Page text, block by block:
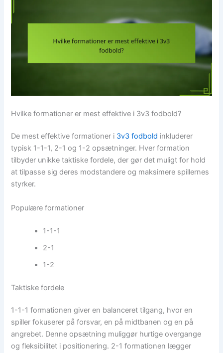
Hvilke formationer er mest effektive i 3v3 fodbold?
De mest effektive formationer i 3v3 fodbold inkluderer
typisk 1-1-1, 2-1 og 1-2 opsætninger. Hver formation
tilbyder unikke taktiske fordele, der gør det muligt for hold
at tilpasse sig deres modstandere og maksimere spillernes
styrker.
Populære formationer
1-1-1
2-1
1-2
Taktiske fordele
1-1-1 formationen giver en balanceret tilgang, hvor en
spiller fokuserer på forsvar, en på midtbanen og en på
angrebet. Denne opsætning muliggør hurtige overgange
og fleksibilitet i positionering. 2-1 formationen lægger